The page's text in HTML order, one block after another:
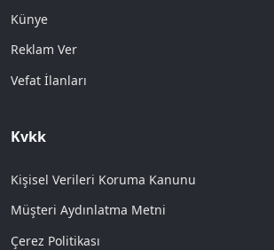
Künye
Reklam Ver
Vefat İlanları
Kvkk
Kişisel Verileri Koruma Kanunu
Müşteri Aydınlatma Metni
Çerez Politikası